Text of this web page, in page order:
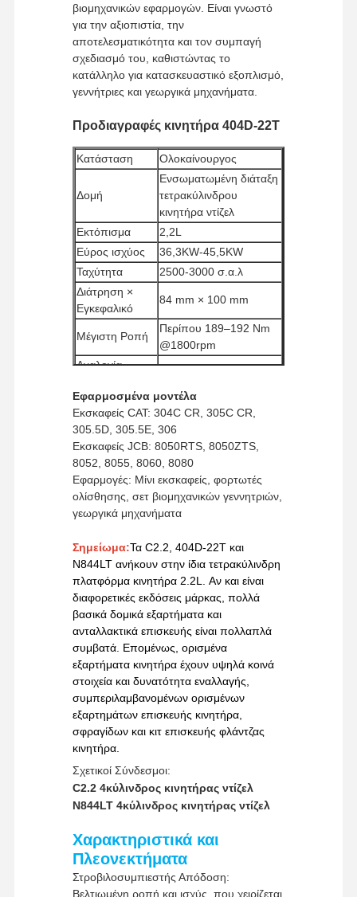
Αρχική
Προϊόντα Εκπομπή VR
Σχετικά Με
Εμάς
Επισκέψεις
Στο
Εργοστάσιο
Έλεγχος
Ποιότητας
Επικοινωνήσ
Τε Μαζί Μας
Υποθέσεις
Μηχανή Yanmar
Μηχανή Isuzu
βιομηχανικών εφαρμογών. Είναι γνωστό
για την αξιοπιστία, την
αποτελεσματικότητα και τον συμπαγή
σχεδιασμό του, καθιστώντας το
κατάλληλο για κατασκευαστικό εξοπλισμό,
γεννήτριες και γεωργικά μηχανήματα.
Προδιαγραφές κινητήρα 404D-22T
Κατάσταση Ολοκαίνουργος
Δομή
Ενσωματωμένη διάταξη
τετρακύλινδρου
κινητήρα ντίζελ
Εκτόπισμα
2,2L
Εύρος ισχύος
36,3KW-45,5KW
Ταχύτητα
2500-3000 σ.α.λ
Διάτρηση ×
Εγκεφαλικό
84 mm × 100 mm
Μέγιστη Ροπή
Περίπου 189–192 Nm
@1800rpm
Αναλογία
Μέθοδος
πρόσληψης
Υπερτροφοδοτούμενος
Σύστημα
Καύσης
Μηχανική Έγχυση
Μέθοδος
Ψύξης
Υδροψύξη
Ελάχιστη
παραγγελίας
Τρόποι
Πληρωμής
Western Union, T/T
Μέθοδοι
Αποστολής
UPS / DHL / EMS / TNT
/ FedEx
Εφαρμοσμένα μοντέλα
Εκσκαφείς CAT: 304C CR, 305C CR,
305.5D, 305.5E, 306
Εκσκαφείς JCB: 8050RTS, 8050ZTS,
8052, 8055, 8060, 8080
Εφαρμογές: Μίνι εκσκαφείς, φορτωτές
ολίσθησης, σετ βιομηχανικών γεννητριών,
γεωργικά μηχανήματα
Σημείωμα:Τα C2.2, 404D-22T και
N844LT ανήκουν στην ίδια τετρακύλινδρη
πλατφόρμα κινητήρα 2.2L. Αν και είναι
διαφορετικές εκδόσεις μάρκας, πολλά
βασικά δομικά εξαρτήματα και
ανταλλακτικά επισκευής είναι πολλαπλά
συμβατά. Επομένως, ορισμένα
εξαρτήματα κινητήρα έχουν υψηλά κοινά
στοιχεία και δυνατότητα εναλλαγής,
συμπεριλαμβανομένων ορισμένων
εξαρτημάτων επισκευής κινητήρα,
σφραγίδων και κιτ επισκευής φλάντζας
κινητήρα.
Σχετικοί Σύνδεσμοι:
C2.2 4κύλινδρος κινητήρας ντίζελ
N844LT 4κύλινδρος κινητήρας ντίζελ
Χαρακτηριστικά και
Πλεονεκτήματα
Στροβιλοσυμπιεστής Απόδοση:
Βελτιωμένη ροπή και ισχύς, που χειρίζεται